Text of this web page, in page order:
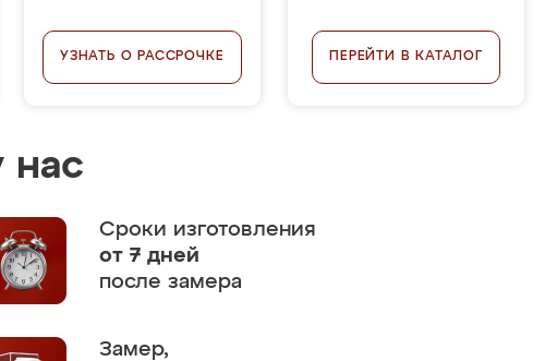
УЗНАТЬ О РАССРОЧКЕ ПЕРЕЙТИ В КАТАЛОГ
нас
Сроки изготовления
от 7 дней
после замера
Замер,